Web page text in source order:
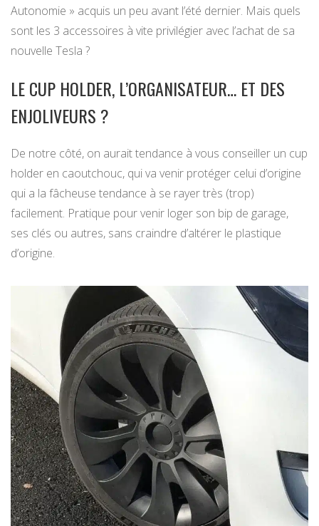
Autonomie » acquis un peu avant l’été dernier. Mais quels
sont les 3 accessoires à vite privilégier avec l’achat de sa
nouvelle Tesla ?
LE CUP HOLDER, L’ORGANISATEUR… ET DES
ENJOLIVEURS ?
De notre côté, on aurait tendance à vous conseiller un cup
holder en caoutchouc, qui va venir protéger celui d’origine
qui a la fâcheuse tendance à se rayer très (trop)
facilement. Pratique pour venir loger son bip de garage,
ses clés ou autres, sans craindre d’altérer le plastique
d’origine.